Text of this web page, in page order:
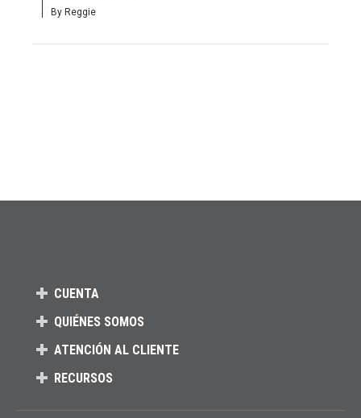
By Reggie
CUENTA
QUIÉNES SOMOS
ATENCIÓN AL CLIENTE
RECURSOS